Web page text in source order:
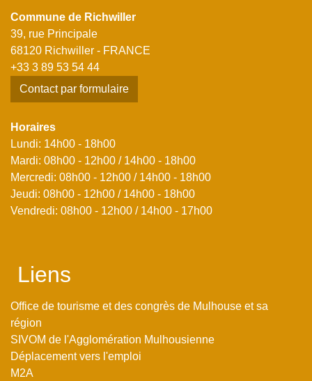
Commune de Richwiller
39, rue Principale
68120 Richwiller - FRANCE
+33 3 89 53 54 44
Contact par formulaire
Horaires
Lundi: 14h00 - 18h00
Mardi: 08h00 - 12h00 / 14h00 - 18h00
Mercredi: 08h00 - 12h00 / 14h00 - 18h00
Jeudi: 08h00 - 12h00 / 14h00 - 18h00
Vendredi: 08h00 - 12h00 / 14h00 - 17h00
Liens
Office de tourisme et des congrès de Mulhouse et sa
région
SIVOM de l'Agglomération Mulhousienne
Déplacement vers l'emploi
M2A